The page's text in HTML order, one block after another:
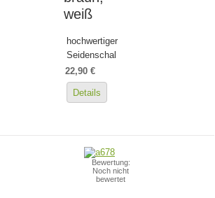
weiß
hochwertiger
Seidenschal
22,90 €
Details
Bewertung:
Noch nicht
bewertet